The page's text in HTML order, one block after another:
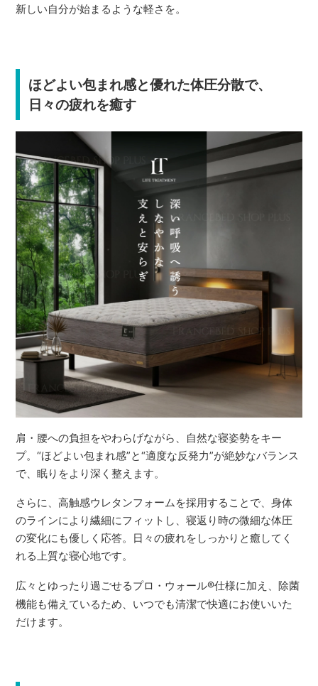
新しい自分が始まるような軽さを。
ほどよい包まれ感と優れた体圧分散で、
日々の疲れを癒す
肩・腰への負担をやわらげながら、自然な寝姿勢をキー
プ。“ほどよい包まれ感”と“適度な反発力”が絶妙なバランス
で、眠りをより深く整えます。
さらに、高触感ウレタンフォームを採用することで、身体
のラインにより繊細にフィットし、寝返り時の微細な体圧
の変化にも優しく応答。日々の疲れをしっかりと癒してく
れる上質な寝心地です。
広々とゆったり過ごせるプロ・ウォール®仕様に加え、除菌
機能も備えているため、いつでも清潔で快適にお使いいた
だけます。